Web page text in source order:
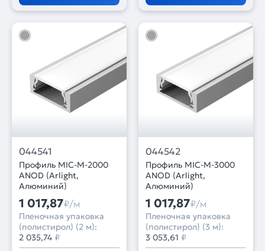
044541
Профиль MIC-M-2000
ANOD (Arlight,
Алюминий)
1 017,87₽/м
Пленочная упаковка
(полистирол) (2 м):
2 035,74 ₽
044542
Профиль MIC-M-3000
ANOD (Arlight,
Алюминий)
1 017,87₽/м
Пленочная упаковка
(полистирол) (3 м):
3 053,61 ₽